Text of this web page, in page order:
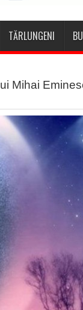
TĂRLUNGENI
Mihai